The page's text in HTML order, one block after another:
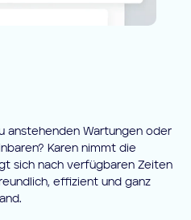
anstehenden Wartungen oder
Karen nimmt die
sich nach verfügbaren Zeiten
effizient und ganz